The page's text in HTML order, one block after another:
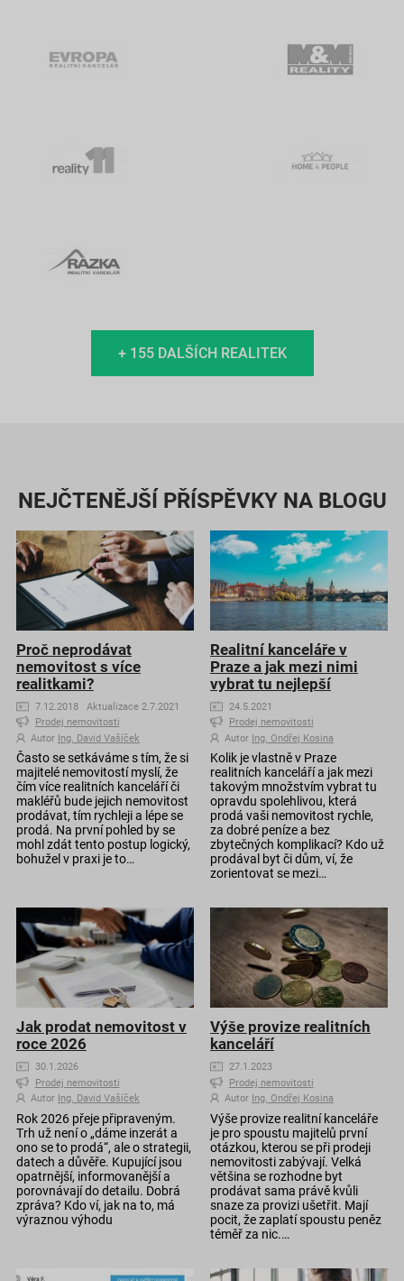
+ 155 DALŠÍCH REALITEK
NEJČTENĚJŠÍ PŘÍSPĚVKY NA BLOGU
Proč neprodávat
nemovitost s více
realitkami?
7.12.2018 Aktualizace 2.7.2021
Prodej nemovitosti
Autor Ing. David Vašíček
Často se setkáváme s tím, že si
majitelé nemovitostí myslí, že
čím více realitních kanceláří či
makléřů bude jejich nemovitost
prodávat, tím rychleji a lépe se
prodá. Na první pohled by se
mohl zdát tento postup logický,
bohužel v praxi je to…
Realitní kanceláře v
Praze a jak mezi nimi
vybrat tu nejlepší
24.5.2021
Prodej nemovitosti
Autor Ing. Ondřej Kosina
Kolik je vlastně v Praze
realitních kanceláří a jak mezi
takovým množstvím vybrat tu
opravdu spolehlivou, která
prodá vaši nemovitost rychle,
za dobré peníze a bez
zbytečných komplikací? Kdo už
prodával byt či dům, ví, že
zorientovat se mezi…
Jak prodat nemovitost v
roce 2026
30.1.2026
Prodej nemovitosti
Autor Ing. David Vašíček
Rok 2026 přeje připraveným.
Trh už není o „dáme inzerát a
ono se to prodá“, ale o strategii,
datech a důvěře. Kupující jsou
opatrnější, informovanější a
porovnávají do detailu. Dobrá
zpráva? Kdo ví, jak na to, má
výraznou výhodu
Výše provize realitních
kanceláří
27.1.2023
Prodej nemovitosti
Autor Ing. Ondřej Kosina
Výše provize realitní kanceláře
je pro spoustu majitelů první
otázkou, kterou se při prodeji
nemovitosti zabývají. Velká
většina se rozhodne byt
prodávat sama právě kvůli
snaze za provizi ušetřit. Mají
pocit, že zaplatí spoustu peněz
téměř za nic.…